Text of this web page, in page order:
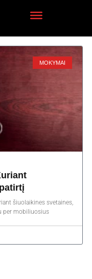
MOKYMAI
šiuolaikines svetaines,
per mobiliuosius